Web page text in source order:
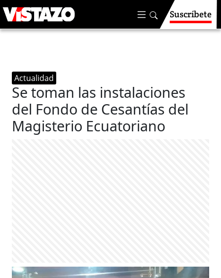
Suscríbete
Actualidad
Se toman las instalaciones
del Fondo de Cesantías del
Magisterio Ecuatoriano